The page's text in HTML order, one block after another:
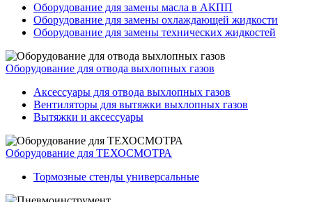
Оборудование для замены масла в АКПП
Оборудование для замены охлаждающей жидкости
Оборудование для замены технических жидкостей
Оборудование для отвода выхлопных газов
Аксессуары для отвода выхлопных газов
Вентиляторы для вытяжки выхлопных газов
Вытяжки и аксессуары
Оборудование для ТЕХОСМОТРА
Тормозные стенды универсальные